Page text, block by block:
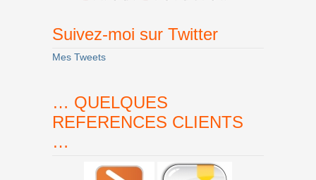
Suivez-moi sur Twitter
Mes Tweets
… QUELQUES
REFERENCES CLIENTS
…